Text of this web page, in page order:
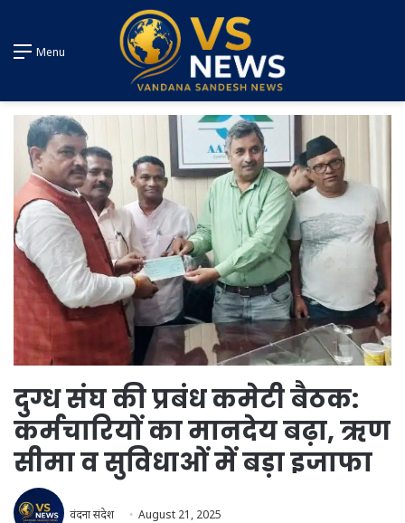
Menu
दुग्ध संघ की प्रबंध कमेटी बैठक:
कर्मचारियों का मानदेय बढ़ा, ऋण
सीमा व सुविधाओं में बड़ा इजाफा
वंदना संदेश August 21, 2025